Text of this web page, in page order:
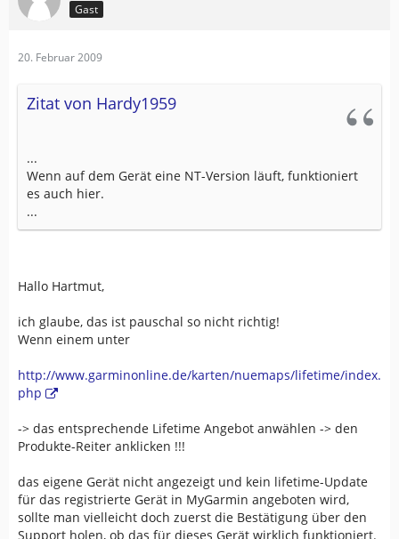
Gast
20. Februar 2009
Zitat von Hardy1959
...
Wenn auf dem Gerät eine NT-Version läuft, funktioniert
es auch hier.
...
Hallo Hartmut,
ich glaube, das ist pauschal so nicht richtig!
Wenn einem unter
http://www.garminonline.de/karten/nuemaps/lifetime/index.
php
-> das entsprechende Lifetime Angebot anwählen -> den
Produkte-Reiter anklicken !!!
das eigene Gerät nicht angezeigt und kein lifetime-Update
für das registrierte Gerät in MyGarmin angeboten wird,
sollte man vielleicht doch zuerst die Bestätigung über den
Support holen, ob das für dieses Gerät wirklich funktioniert.